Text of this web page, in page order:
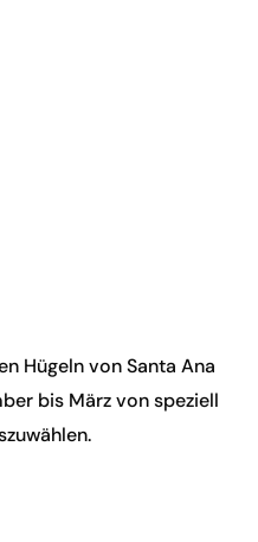
Hügeln von Santa Ana
bis März von speziell